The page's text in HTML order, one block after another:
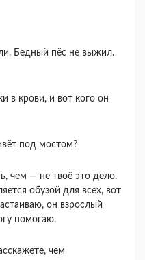
Бедный пёс не выжил.
в крови, и вот кого он
под мостом?
чем — не твоё это дело.
обузой для всех, вот
он взрослый
помогаю.
чем